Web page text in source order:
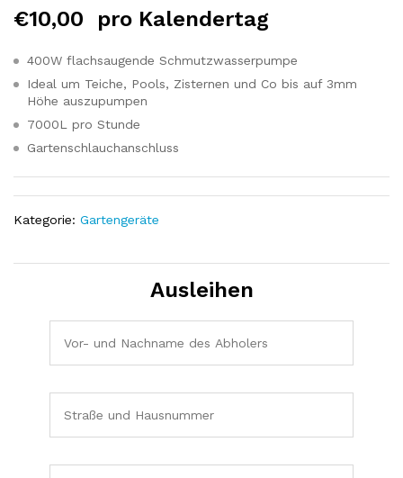
€10,00 pro Kalendertag
400W flachsaugende Schmutzwasserpumpe
Ideal um Teiche, Pools, Zisternen und Co bis auf 3mm
Höhe auszupumpen
7000L pro Stunde
Gartenschlauchanschluss
Kategorie: Gartengeräte
Ausleihen